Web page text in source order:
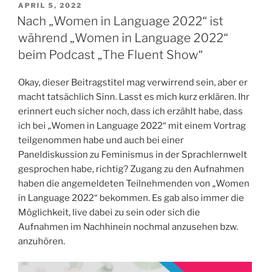
VERÖFFENTLICHT
AM
APRIL 5, 2022
Nach „Women in Language 2022“ ist
während „Women in Language 2022“
beim Podcast „The Fluent Show“
Okay, dieser Beitragstitel mag verwirrend sein, aber er
macht tatsächlich Sinn. Lasst es mich kurz erklären. Ihr
erinnert euch sicher noch, dass ich erzählt habe, dass
ich bei „Women in Language 2022“ mit einem Vortrag
teilgenommen habe und auch bei einer
Paneldiskussion zu Feminismus in der Sprachlernwelt
gesprochen habe, richtig? Zugang zu den Aufnahmen
haben die angemeldeten Teilnehmenden von „Women
in Language 2022“ bekommen. Es gab also immer die
Möglichkeit, live dabei zu sein oder sich die
Aufnahmen im Nachhinein nochmal anzusehen bzw.
anzuhören.